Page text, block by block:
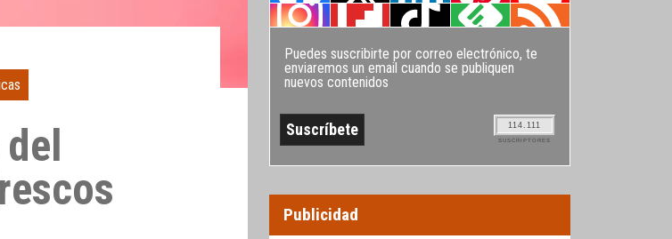
Puedes suscribirte por correo electrónico, te
enviaremos un email cuando se publiquen
nuevos contenidos
114.111
SUSCRIPTORES
Publicidad